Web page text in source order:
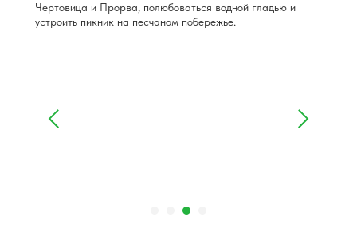
Чертовица и Прорва, полюбоваться водной гладью и
устроить пикник на песчаном побережье.